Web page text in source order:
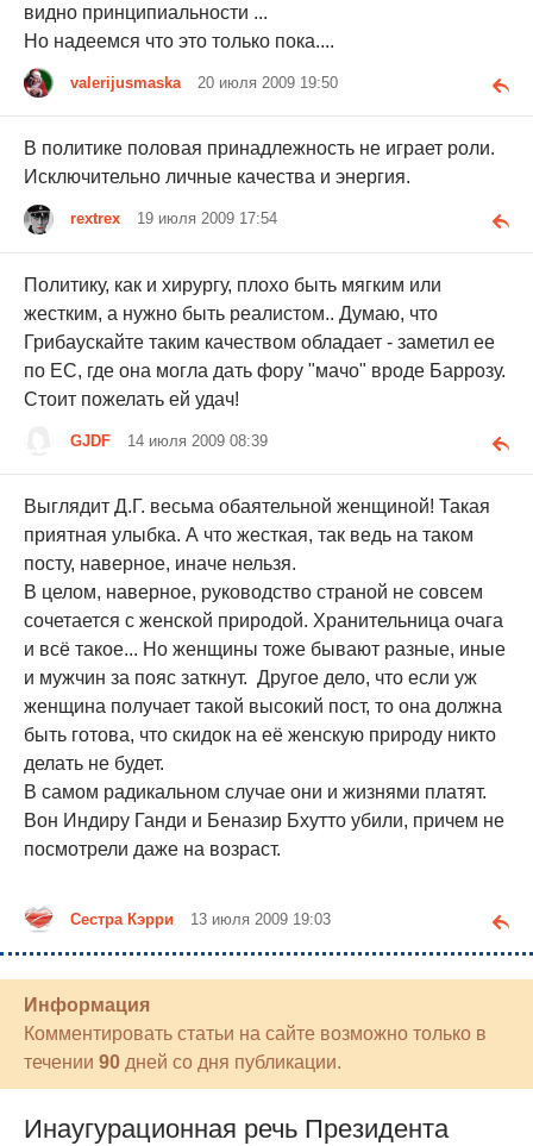
видно принципиальности ...
Но надеемся что это только пока....
valerijusmaska 20 июля 2009 19:50
В политике половая принадлежность не играет роли.
Исключительно личные качества и энергия.
rextrex 19 июля 2009 17:54
Политику, как и хирургу, плохо быть мягким или
жестким, а нужно быть реалистом.. Думаю, что
Грибаускайте таким качеством обладает - заметил ее
по ЕС, где она могла дать фору "мачо" вроде Баррозу.
Стоит пожелать ей удач!
GJDF 14 июля 2009 08:39
Выглядит Д.Г. весьма обаятельной женщиной! Такая
приятная улыбка. А что жесткая, так ведь на таком
посту, наверное, иначе нельзя.
В целом, наверное, руководство страной не совсем
сочетается с женской природой. Хранительница очага
и всё такое... Но женщины тоже бывают разные, иные
и мужчин за пояс заткнут. Другое дело, что если уж
женщина получает такой высокий пост, то она должна
быть готова, что скидок на её женскую природу никто
делать не будет.
В самом радикальном случае они и жизнями платят.
Вон Индиру Ганди и Беназир Бхутто убили, причем не
посмотрели даже на возраст.
Сестра Кэрри 13 июля 2009 19:03
Информация
Комментировать статьи на сайте возможно только в
течении 90 дней со дня публикации.
Инаугурационная речь Президента